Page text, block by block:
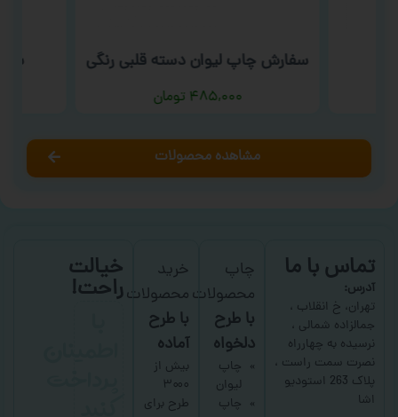
سفارش چاپ لیوان دسته قلبی رنگی
۴۸۵,۰۰۰ تومان
مشاهده محصولات
تماس با ما
آدرس:
تهران، خ انقلاب ،
جمالزاده شمالی ،
نرسیده به چهارراه
نصرت سمت راست ،
پلاک 263 استودیو
اشا
چاپ
محصولات
با طرح
دلخواه
چاپ
لیوان
چاپ
خرید
محصولات
با طرح
آماده
بیش از
۳۰۰۰
طرح برای
خیالت
راحت!